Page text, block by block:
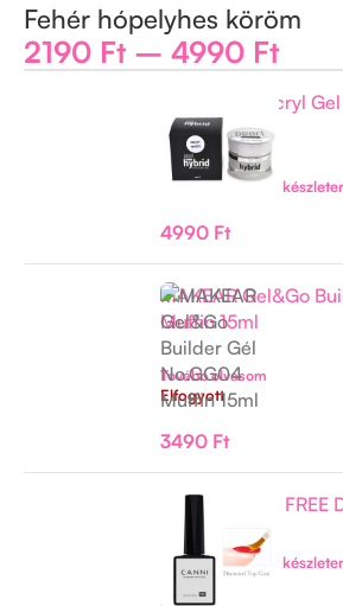
Fehér hópelyhes köröm
2190 Ft – 4990 Ft
Hybrid PolyAcryl
15ml
-
+
4990 Ft
Csak 1 maradt
MAKEAR Gel&Go
Muffin 15ml
Tovább olvasom
3490 Ft
Elfogyott
CANNI HEMA
Csak 1 maradt